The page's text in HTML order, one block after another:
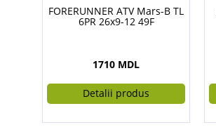
FORERUNNER ATV Mars-B TL
6PR 26x9-12 49F
1710 MDL
Detalii produs